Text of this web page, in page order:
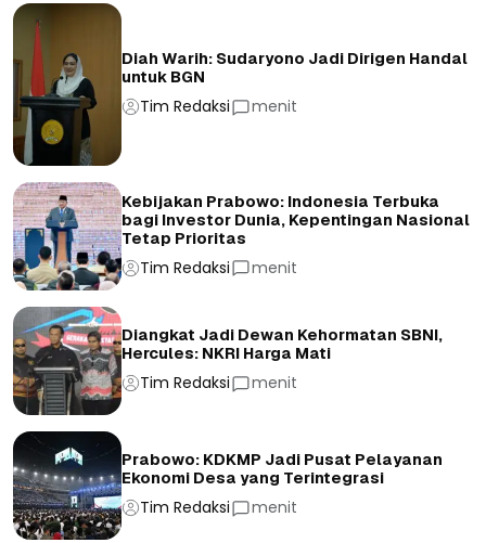
Diah Warih: Sudaryono Jadi Dirigen Handal
untuk BGN
Tim Redaksi menit
Kebijakan Prabowo: Indonesia Terbuka
bagi Investor Dunia, Kepentingan Nasional
Tetap Prioritas
Tim Redaksi menit
Diangkat Jadi Dewan Kehormatan SBNI,
Hercules: NKRI Harga Mati
Tim Redaksi menit
Prabowo: KDKMP Jadi Pusat Pelayanan
Ekonomi Desa yang Terintegrasi
Tim Redaksi menit